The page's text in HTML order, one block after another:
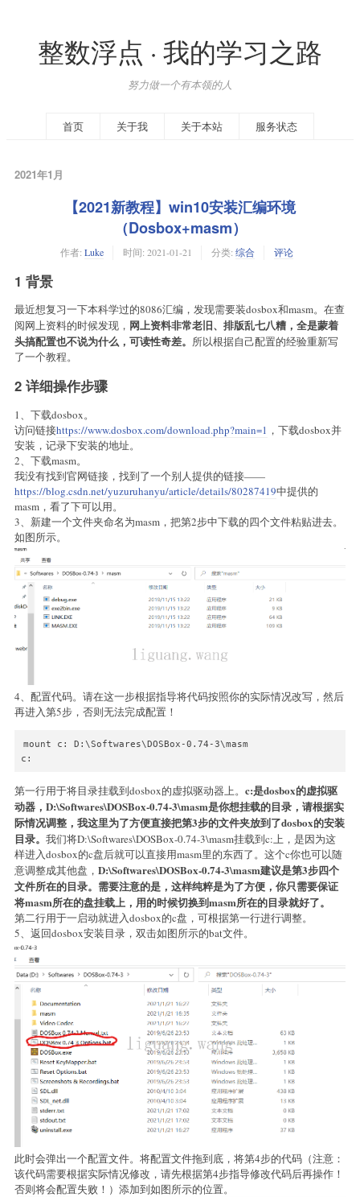
整数浮点 · 我的学习之路
努力做一个有本领的人
首页 关于我 关于本站 服务状态
2021年1月
【2021新教程】win10安装汇编环境
（Dosbox+masm）
作者: Luke 时间: 2021-01-21 分类: 综合 评论
1 背景
最近想复习一下本科学过的8086汇编，发现需要装dosbox和masm。在查
阅网上资料的时候发现， 网上资料非常老旧、排版乱七八糟，全是蒙着
头搞配置也不说为什么，可读性奇差。 所以根据自己配置的经验重新写
了一个教程。
2 详细操作步骤
1、下载dosbox。
访问链接https://www.dosbox.com/download.php?main=1 ，下载dosbox并
安装，记录下安装的地址。
2、下载masm。
我没有找到官网链接，找到了一个别人提供的链接——
https://blog.csdn.net/yuzuruhanyu/article/details/80287419中提供的
masm，看了下可以用。
3、新建一个文件夹命名为masm，把第2步中下载的四个文件粘贴进去。
如图所示。
4、配置代码。请在这一步根据指导将代码按照你的实际情况改写，然后
再进入第5步，否则无法完成配置！
mount c: D:\Softwares\DOSBox-0.74-3\masm
c:
第一行用于将目录挂载到dosbox的虚拟驱动器上。 c:是dosbox的虚拟驱
动器，D:\Softwares\DOSBox-0.74-3\masm是你想挂载的目录，请根据实
际情况调整，我这里为了方便直接把第3步的文件夹放到了dosbox的安装
目录。 我们将D:\Softwares\DOSBox-0.74-3\masm挂载到c:上，是因为这
样进入dosbox的c盘后就可以直接用masm里的东西了。这个c你也可以随
意调整成其他盘， D:\Softwares\DOSBox-0.74-3\masm建议是第3步四个
文件所在的目录。需要注意的是，这样纯粹是为了方便，你只需要保证
将masm所在的盘挂载上，用的时候切换到masm所在的目录就好了。
第二行用于一启动就进入dosbox的c盘，可根据第一行进行调整。
5、返回dosbox安装目录，双击如图所示的bat文件。
此时会弹出一个配置文件。将配置文件拖到底，将第4步的代码（注意：
该代码需要根据实际情况修改，请先根据第4步指导修改代码后再操作！
否则将会配置失败！）添加到如图所示的位置。